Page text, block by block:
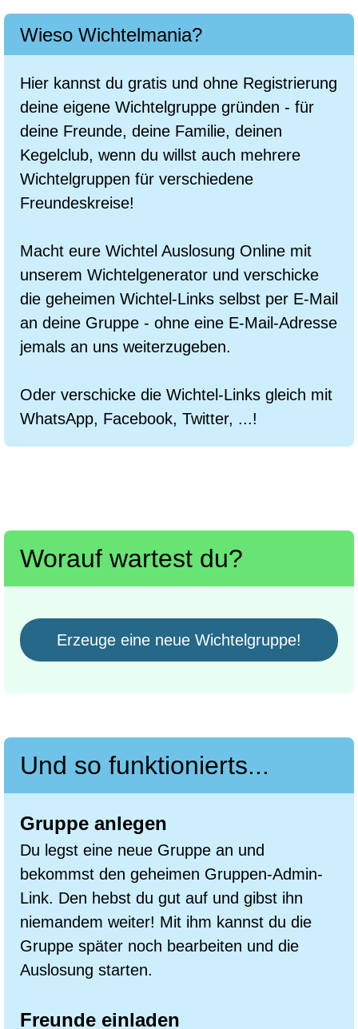
Wieso Wichtelmania?
Hier kannst du gratis und ohne Registrierung
deine eigene Wichtelgruppe gründen - für
deine Freunde, deine Familie, deinen
Kegelclub, wenn du willst auch mehrere
Wichtelgruppen für verschiedene
Freundeskreise!
Macht eure Wichtel Auslosung Online mit
unserem Wichtelgenerator und verschicke
die geheimen Wichtel-Links selbst per E-Mail
an deine Gruppe - ohne eine E-Mail-Adresse
jemals an uns weiterzugeben.
Oder verschicke die Wichtel-Links gleich mit
WhatsApp, Facebook, Twitter, ...!
Worauf wartest du?
Erzeuge eine neue Wichtelgruppe!
Und so funktionierts...
Gruppe anlegen
Du legst eine neue Gruppe an und
bekommst den geheimen Gruppen-Admin-
Link. Den hebst du gut auf und gibst ihn
niemandem weiter! Mit ihm kannst du die
Gruppe später noch bearbeiten und die
Auslosung starten.
Freunde einladen